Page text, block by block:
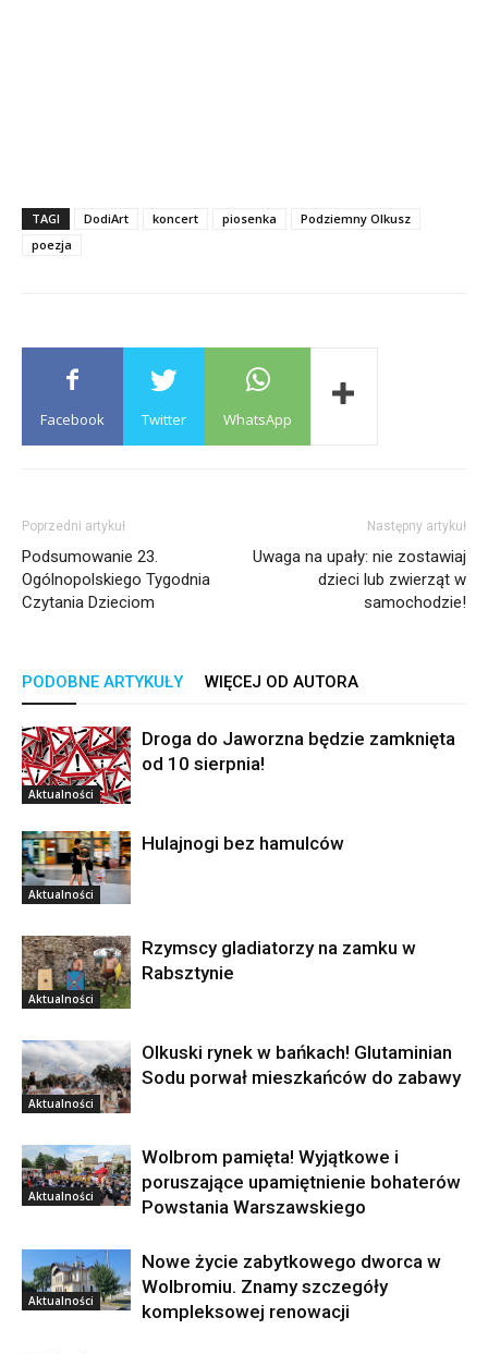
TAGI DodiArt koncert piosenka
Podziemny Olkusz
poezja
Facebook Twitter WhatsApp
Poprzedni artykuł
Podsumowanie 23.
Ogólnopolskiego Tygodnia
Czytania Dzieciom
Następny artykuł
Uwaga na upały: nie zostawiaj
dzieci lub zwierząt w
samochodzie!
PODOBNE ARTYKUŁY WIĘCEJ OD AUTORA
Aktualności
Droga do Jaworzna będzie zamknięta
od 10 sierpnia!
Aktualności
Hulajnogi bez hamulców
Aktualności
Rzymscy gladiatorzy na zamku w
Rabsztynie
Aktualności
Olkuski rynek w bańkach! Glutaminian
Sodu porwał mieszkańców do zabawy
Aktualności
Wolbrom pamięta! Wyjątkowe i
poruszające upamiętnienie bohaterów
Powstania Warszawskiego
Aktualności
Nowe życie zabytkowego dworca w
Wolbromiu. Znamy szczegóły
kompleksowej renowacji